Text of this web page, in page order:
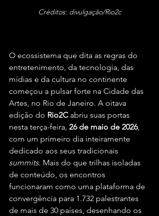
Créditos: divulgação/Rio2c
O ecossistema que dita as regras do
entretenimento, da tecnologia, das
mídias e da cultura no continente
começou a pulsar forte na Cidade das
Artes, no Rio de Janeiro. A oitava
edição do Rio2C abriu suas portas
nesta terça-feira, 26 de maio de 2026,
com um primeiro dia inteiramente
dedicado aos seus tradicionais
summits. Mais do que trilhas isoladas
de conteúdo, os encontros
funcionaram como uma plataforma de
convergência para 1.732 palestrantes
de mais de 30 países, desenhando os